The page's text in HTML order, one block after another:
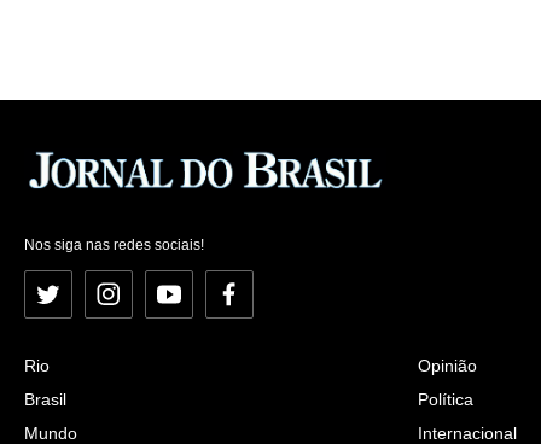
Nos siga nas redes sociais!
Twitter InstagramYouTubeFacebook
Rio
Brasil
Mundo
Opinião
Política
Internacional